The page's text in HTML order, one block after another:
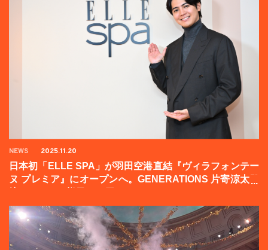
NEWS 2025.11.20
日本初「ELLE SPA」が羽田空港直結『ヴィラフォンテー
ヌ プレミア』にオープンへ。GENERATIONS 片寄涼太登